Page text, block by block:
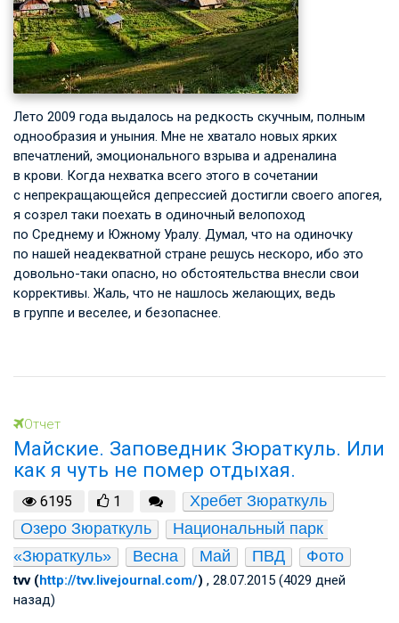
Лето 2009 года выдалось на редкость скучным, полным
однообразия и уныния. Мне не хватало новых ярких
впечатлений, эмоционального взрыва и адреналина
в крови. Когда нехватка всего этого в сочетании
с непрекращающейся депрессией достигли своего апогея,
я созрел таки поехать в одиночный велопоход
по Среднему и Южному Уралу. Думал, что на одиночку
по нашей неадекватной стране решусь нескоро, ибо это
довольно-таки опасно, но обстоятельства внесли свои
коррективы. Жаль, что не нашлось желающих, ведь
в группе и веселее, и безопаснее.
Отчет
Майские. Заповедник Зюраткуль. Или
как я чуть не помер отдыхая.
6195 1
Хребет Зюраткуль
Озеро Зюраткуль
Национальный парк
«Зюраткуль»
Весна Май ПВД Фото
tvv (http://tvv.livejournal.com/) , 28.07.2015 (4029 дней
назад)